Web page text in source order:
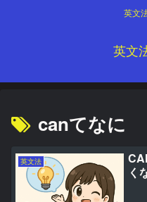
英文
英文
canてなに
英文法
く